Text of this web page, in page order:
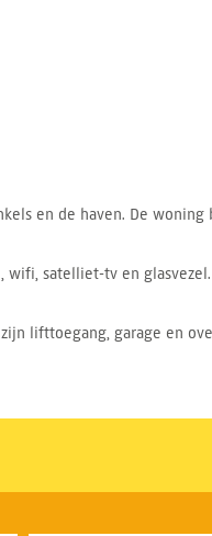
en de haven. De woning
satelliet-tv en
lifttoegang, garage en